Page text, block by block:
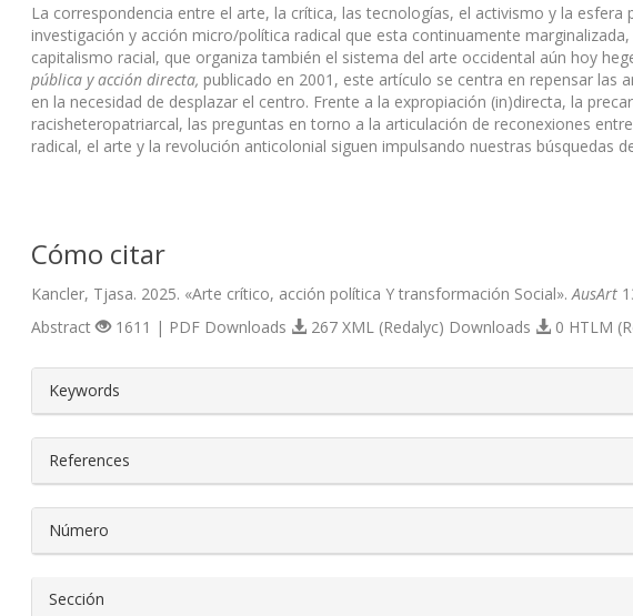
La correspondencia entre el arte, la crítica, las tecnologías, el activismo y la
investigación y acción micro/política radical que esta continuamente
capitalismo racial, que organiza también el sistema del arte occidental aún hoy
pública y acción directa, publicado en 2001, este artículo se centra en repensar las
en la necesidad de desplazar el centro. Frente a la expropiación (in)directa, la
racisheteropatriarcal, las preguntas en torno a la articulación de reconexiones
radical, el arte y la revolución anticolonial siguen impulsando nuestras búsquedas
Cómo citar
Kancler, Tjasa. 2025. «Arte crítico, acción política Y transformación Social». AusArt
Abstract 1611 | PDF Downloads 267 XML (Redalyc) Downloads 0 HTLM
##plugins.themes.bootstrap3.article.details##
Keywords
References
Número
Sección